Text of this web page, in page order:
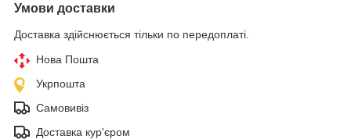
Умови доставки
Доставка здійснюється тільки по передоплаті.
Нова Пошта
Укрпошта
Самовивіз
Доставка кур'єром